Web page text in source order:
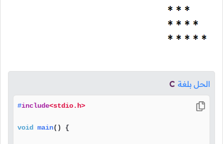
الحل بلغة C
#include<stdio.h>
void main() {